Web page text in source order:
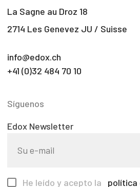
La Sagne au Droz 18
2714 Les Genevez JU / Suisse
info@edox.ch
+41 (0)32 484 70 10
Síguenos
Edox Newsletter
He leído y acepto la política